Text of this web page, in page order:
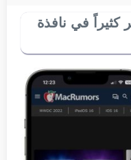
كثيراً في نافذة